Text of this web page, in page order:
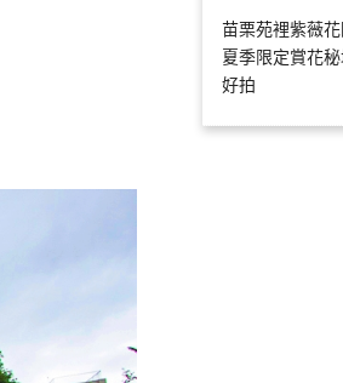
苗栗苑裡紫薇花
夏季限定賞花
好拍